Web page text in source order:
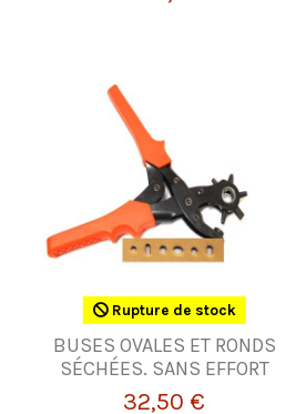
Rupture de stock
BUSES OVALES ET RONDS
SÉCHÉES. SANS EFFORT
32,50 €